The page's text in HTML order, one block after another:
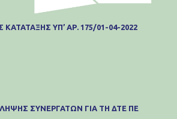
ΚΑΤΑΤΑΞΗΣ ΥΠ’ ΑΡ. 175/01-04-2022
ΣΥΝΕΡΓΑΤΩΝ ΓΙΑ ΤΗ ΔΤΕ ΠΕ